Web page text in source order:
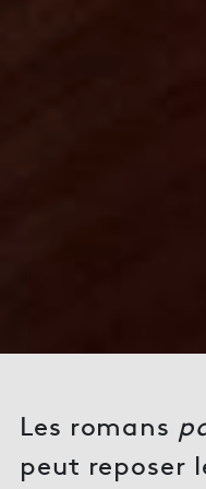
Les romans
peut reposer